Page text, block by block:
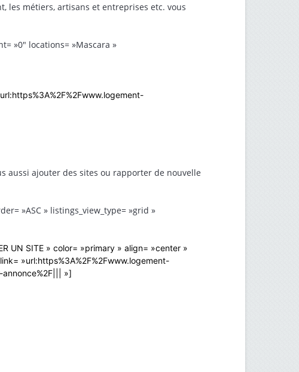
les métiers, artisans et entreprises etc. vous
»0″ locations= »Mascara »
aussi ajouter des sites ou rapporter de nouvelle
»ASC » listings_view_type= »grid »
UN SITE » color= »primary » align= »center »
»url:https%3A%2F%2Fwww.logement-
annonce%2F||| »]